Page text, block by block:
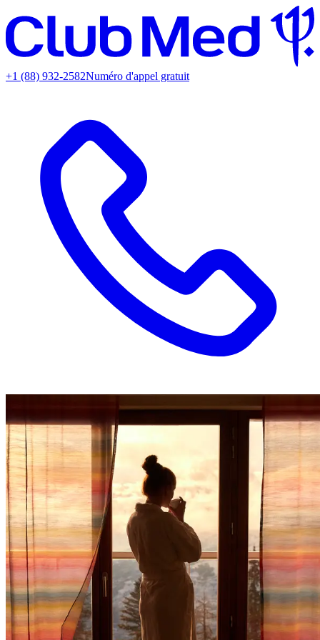
+1 (88) 932-2582Numéro d'appel gratuit